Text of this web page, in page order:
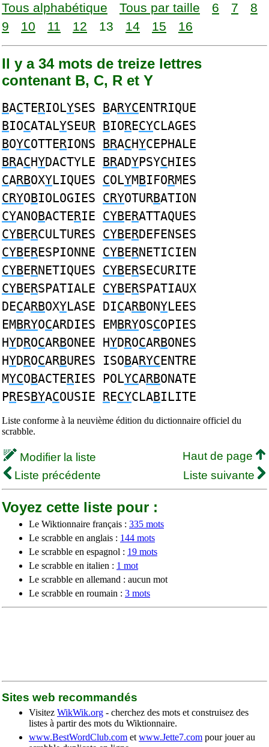
Tous alphabétique Tous par taille 6 7
8
9
10 11 12 13 14 15 16
Il y a 34 mots de treize lettres
contenant B, C, R et Y
BACTERIOLYSES BARYCENTRIQUE
BIOCATALYSEUR BIORECYCLAGES
BOYCOTTERIONS BRACHYCEPHALE
BRACHYDACTYLE BRADYPSYCHIES
CARBOXYLIQUES COLYMBIFORMES
CRYOBIOLOGIES CRYOTURBATION
CYANOBACTERIE CYBERATTAQUES
CYBERCULTURES CYBERDEFENSES
CYBERESPIONNE CYBERNETICIEN
CYBERNETIQUES CYBERSECURITE
CYBERSPATIALE CYBERSPATIAUX
DECARBOXYLASE DICARBONYLEES
EMBRYOCARDIES EMBRYOSCOPIES
HYDROCARBONEE HYDROCARBONES
HYDROCARBURES ISOBARYCENTRE
MYCOBACTERIES POLYCARBONATE
PRESBYACOUSIE RECYCLABILITE
Liste conforme à la neuvième édition du dictionnaire officiel du
scrabble.
Modifier la liste
Haut de page
Liste précédente
Liste suivante
Voyez cette liste pour :
Le Wiktionnaire français : 335 mots
Le scrabble en anglais : 144 mots
Le scrabble en espagnol : 19 mots
Le scrabble en italien : 1 mot
Le scrabble en allemand : aucun mot
Le scrabble en roumain : 3 mots
Sites web recommandés
Visitez WikWik.org - cherchez des mots et construisez des
listes à partir des mots du Wiktionnaire.
www.BestWordClub.com et www.Jette7.com pour jouer au